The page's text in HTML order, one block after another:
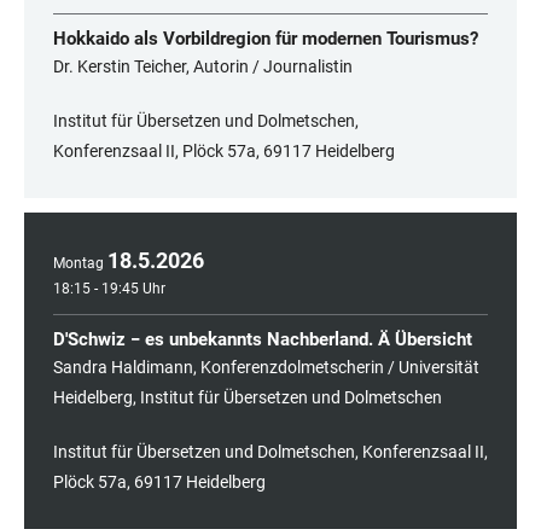
Hokkaido als Vorbildregion für modernen Tourismus?
Dr. Kerstin Teicher, Autorin / Journalistin
Institut für Übersetzen und Dolmetschen,
Konferenzsaal II, Plöck 57a, 69117 Heidelberg
Montag 18.5.2026
18:15 - 19:45 Uhr
D'Schwiz − es unbekannts Nachberland. Ä Übersicht
Sandra Haldimann, Konferenzdolmetscherin / Universität
Heidelberg, Institut für Übersetzen und Dolmetschen
Institut für Übersetzen und Dolmetschen, Konferenzsaal II,
Plöck 57a, 69117 Heidelberg